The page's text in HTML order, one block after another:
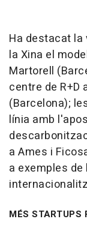
Ha destacat la
la Xina el
Martorell
centre de R+D
(Barcelona);
línia amb
a Ames i
a exemples
MÉS STARTUPS